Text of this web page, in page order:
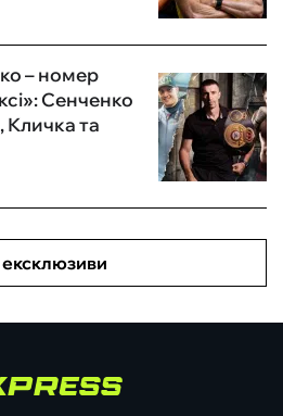
– номер
Сенченко
Кличка та
ексклюзиви